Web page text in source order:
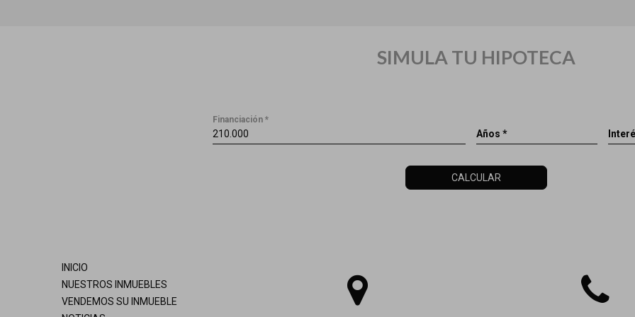
SIMULA TU HIPOTECA
Financiación *
Años *
CALCULAR
INICIO
NUESTROS INMUEBLES
VENDEMOS SU INMUEBLE